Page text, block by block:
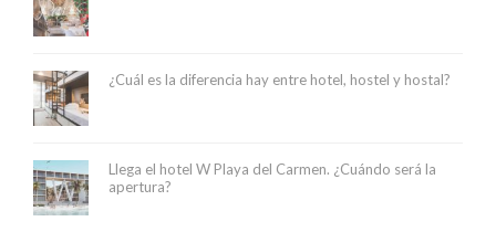
¿Cuál es la diferencia hay entre hotel, hostel y hostal?
Llega el hotel W Playa del Carmen. ¿Cuándo será la
apertura?